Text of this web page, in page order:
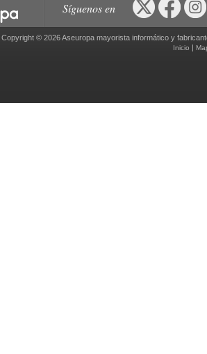
Síguenos en
Copyright © 2026 Aseuropa mayorista informático y
Inicio |